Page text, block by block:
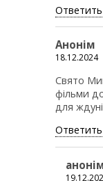
Ответить
Анонім
18.12.2024
Свято
фільми
для
Ответить